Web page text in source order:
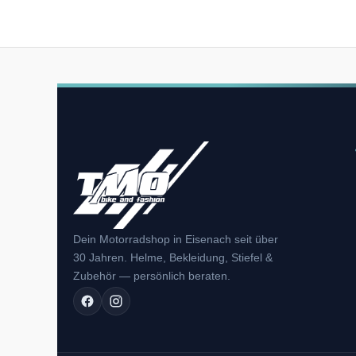
Dein Motorradshop in Eisenach seit über
30 Jahren. Helme, Bekleidung, Stiefel &
Zubehör — persönlich beraten.